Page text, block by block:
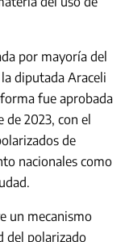
por mayoría del
diputada Araceli
fue aprobada
de 2023, con el
de
nacionales como
un mecanismo
del polarizado